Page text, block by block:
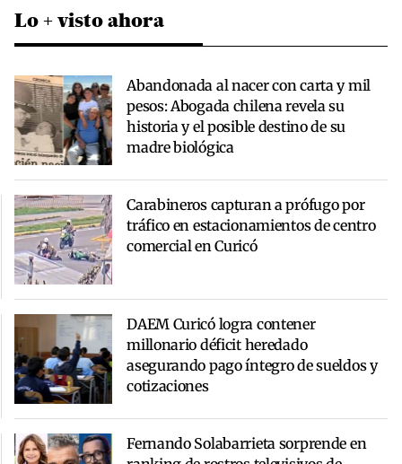
Lo + visto ahora
Abandonada al nacer con carta y mil
pesos: Abogada chilena revela su
historia y el posible destino de su
madre biológica
Carabineros capturan a prófugo por
tráfico en estacionamientos de centro
comercial en Curicó
DAEM Curicó logra contener
millonario déficit heredado
asegurando pago íntegro de sueldos y
cotizaciones
Fernando Solabarrieta sorprende en